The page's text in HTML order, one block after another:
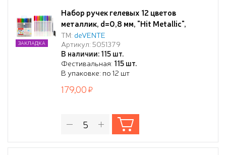
Набор ручек гелевых 12 цветов
металлик, d=0,8 мм, "Hit Metallic",
прозрачно-матовый корпус, сменный
стержень, в пластиковом блистере
ТМ: deVENTE
Артикул: 5051379
В наличии: 115 шт.
Фестивальная: 115 шт.
В упаковке: по 12 шт
ЗАКЛАДКА
179,00